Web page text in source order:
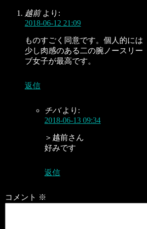
越前 より:
2018-06-12 21:09
ものすごく同意です。個人的には
少し肉感のある二の腕ノースリー
ブ女子が最高です。
返信
チバ より:
2018-06-13 09:34
＞越前さん
好みです
返信
コメント ※